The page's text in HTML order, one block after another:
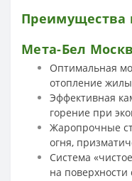
Преимущества
Мета-Бел
Оптимальная
отопление
Эффективная
горение при
Жаропрочные
огня,
Система
на поверхности